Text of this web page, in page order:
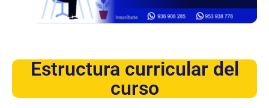
Estructura curricular del
curso